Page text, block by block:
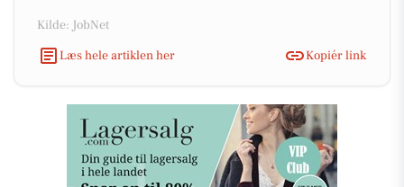
Kilde: JobNet
Læs hele artiklen her
Kopiér link